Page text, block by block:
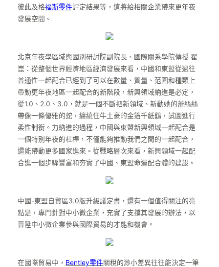
彼此及格福斯零件評定結果等，這將給相關企業帶來更年夜
發展空間。
北京年夜學區域與國別研討院副院長、國際關系學院傳授 翟
崑：從整個世界經濟地區經濟發展來看，中國和東盟從過往
普通性一起配合已經到了可以在數量、質量、范圍和種類上
帶動更年夜地區一起配合的新階段，新興領域納進是必定，
從1.0、2.0、3.0，就是一個不斷把新領域、新動她的蕾絲絲
帶像一條優雅的蛇，纏繞住牛土豪的金箔千紙鶴，試圖進行
柔性制衡。力納進的過程，中國與東盟新興領域一起配合是
一個特別年夜的杠桿，不僅能夠推動我們之間的一起配合，
還能帶動更多國家進來。從戰略層次來看，新興領域一起配
合進一個步驟豐富和夯實了中國、東盟命運配合體的建設。
中國-東盟自貿區3.0版升級議定書，還有一個值得關注的亮
點是，專門針對中小微企業，充實了支撐其發展的辦法，以
晉陞中小微企業參與國際貿易的才能和機會。
在國際貿易中， Bentley零件關稅的渺小差異往往能決定一筆